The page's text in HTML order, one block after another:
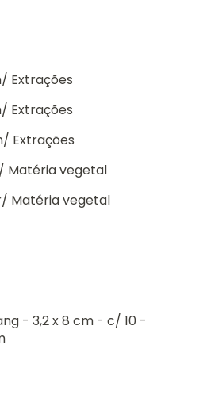
Extrações
Extrações
Extrações
Matéria vegetal
Matéria vegetal
- 3,2 x 8 cm - c/ 10 -